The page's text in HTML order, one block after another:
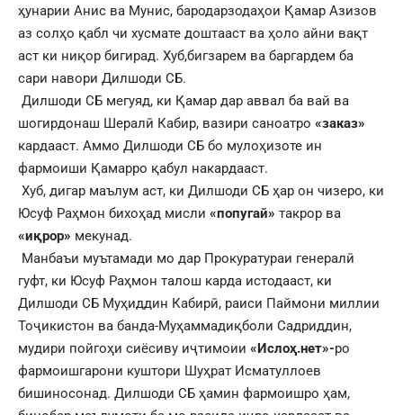
ҳунарии Анис ва Мунис, бародарзодаҳои Қамар Азизов
аз солҳо қабл чи хусмате доштааст ва ҳоло айни вақт
аст ки ниқор бигирад. Хуб,бигзарем ва баргардем ба
сари навори Дилшоди СБ.
Дилшоди СБ мегуяд, ки Қамар дар аввал ба вай ва
шогирдонаш Шералӣ Кабир, вазири саноатро «заказ»
кардааст. Аммо Дилшоди СБ бо мулоҳизоте ин
фармоиши Қамарро қабул накардааст.
Хуб, дигар маълум аст, ки Дилшоди СБ ҳар он чизеро, ки
Юсуф Раҳмон бихоҳад мисли «попугай» такрор ва
«иқрор» мекунад.
Манбаъи муътамади мо дар Прокуратураи генералӣ
гуфт, ки Юсуф Раҳмон талош карда истодааст, ки
Дилшоди СБ Муҳиддин Кабирӣ, раиси Паймони миллии
Тоҷикистон ва банда-Муҳаммадиқболи Садриддин,
мудири пойгоҳи сиёсиву иҷтимоии «Ислоҳ.нет»-ро
фармоишгарони куштори Шуҳрат Исматуллоев
бишиносонад. Дилшоди СБ ҳамин фармоишро ҳам,